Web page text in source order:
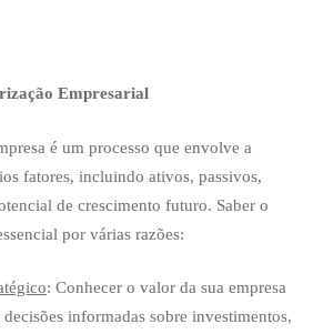
Empresarial
é um processo que envolve a
fatores, incluindo ativos, passivos,
de crescimento futuro. Saber o
por várias razões:
: Conhecer o valor da sua empresa
informadas sobre investimentos,